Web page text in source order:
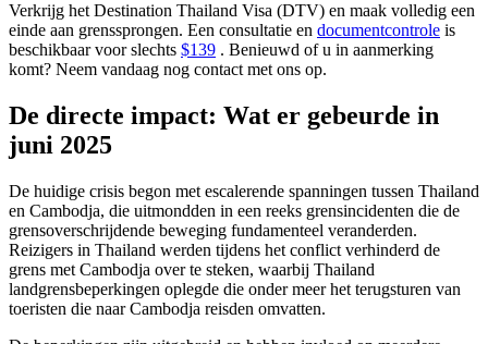
Verkrijg het Destination Thailand Visa (DTV) en maak volledig een
einde aan grenssprongen. Een consultatie en documentcontrole is
beschikbaar voor slechts $139 . Benieuwd of u in aanmerking
komt? Neem vandaag nog contact met ons op.
De directe impact: Wat er gebeurde in
juni 2025
De huidige crisis begon met escalerende spanningen tussen Thailand
en Cambodja, die uitmondden in een reeks grensincidenten die de
grensoverschrijdende beweging fundamenteel veranderden.
Reizigers in Thailand werden tijdens het conflict verhinderd de
grens met Cambodja over te steken, waarbij Thailand
landgrensbeperkingen oplegde die onder meer het terugsturen van
toeristen die naar Cambodja reisden omvatten.